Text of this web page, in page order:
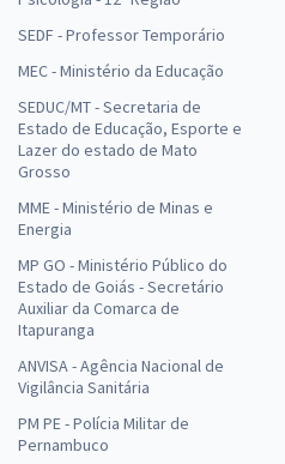
SEDF - Professor Temporário
MEC - Ministério da Educação
SEDUC/MT - Secretaria de
Estado de Educação, Esporte e
Lazer do estado de Mato
Grosso
MME - Ministério de Minas e
Energia
MP GO - Ministério Público do
Estado de Goiás - Secretário
Auxiliar da Comarca de
Itapuranga
ANVISA - Agência Nacional de
Vigilância Sanitária
PM PE - Polícia Militar de
Pernambuco